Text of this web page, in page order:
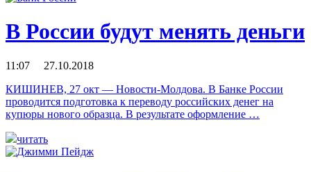
В России будут менять деньги
11:07 27.10.2018
КИШИНЕВ, 27 окт — Новости-Молдова. В Банке России
проводится подготовка к переводу российских денег на
купюры нового образца. В результате оформление …
читать